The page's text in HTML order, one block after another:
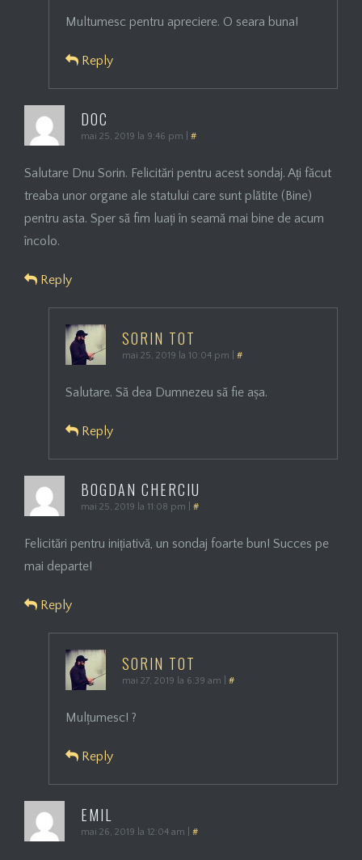
Multumesc pentru apreciere. O seara buna!
Reply
DOC
mai 25, 2019 la 9:46 pm #
Salutare Dnu Sorin. Felicitări pentru acest sondaj. Ați făcut
treaba unor organe ale statului care sunt plătite (Bine)
pentru asta. Sper să fim luați în seamă mai bine de acum
încolo.
Reply
SORIN TOT
mai 25, 2019 la 10:04 pm #
Salutare. Să dea Dumnezeu să fie așa.
Reply
BOGDAN CHERCIU
mai 25, 2019 la 11:08 pm #
Felicitări pentru inițiativă, un sondaj foarte bun! Succes pe
mai departe!
Reply
SORIN TOT
mai 27, 2019 la 6:39 am #
Mulțumesc! ?
Reply
EMIL
mai 26, 2019 la 12:04 am #